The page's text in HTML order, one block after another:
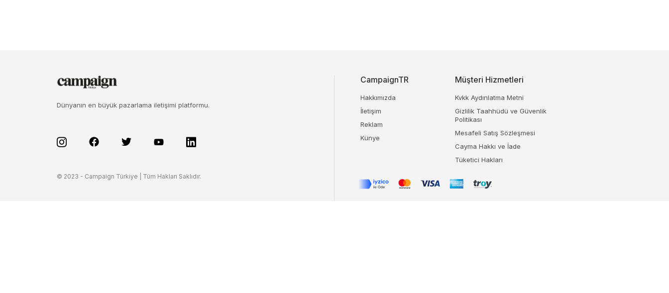
Dünyanın en büyük pazarlama iletişimi platformu.
© 2023 - Campaign Türkiye | Tüm Hakları Saklıdır.
CampaignTR
Hakkımızda
İletişim
Reklam
Künye
Müşteri Hizmetleri
Kvkk Aydınlatma Metni
Gizlilik Taahhüdü ve Güvenlik
Politikası
Mesafeli Satış Sözleşmesi
Cayma Hakkı ve İade
Tüketici Hakları